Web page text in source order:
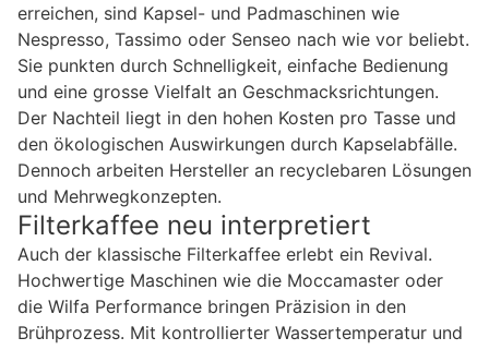
erreichen, sind Kapsel- und Padmaschinen wie
Nespresso, Tassimo oder Senseo nach wie vor beliebt.
Sie punkten durch Schnelligkeit, einfache Bedienung
und eine grosse Vielfalt an Geschmacksrichtungen.
Der Nachteil liegt in den hohen Kosten pro Tasse und
den ökologischen Auswirkungen durch Kapselabfälle.
Dennoch arbeiten Hersteller an recyclebaren Lösungen
und Mehrwegkonzepten.
Filterkaffee neu interpretiert
Auch der klassische Filterkaffee erlebt ein Revival.
Hochwertige Maschinen wie die Moccamaster oder
die Wilfa Performance bringen Präzision in den
Brühprozess. Mit kontrollierter Wassertemperatur und